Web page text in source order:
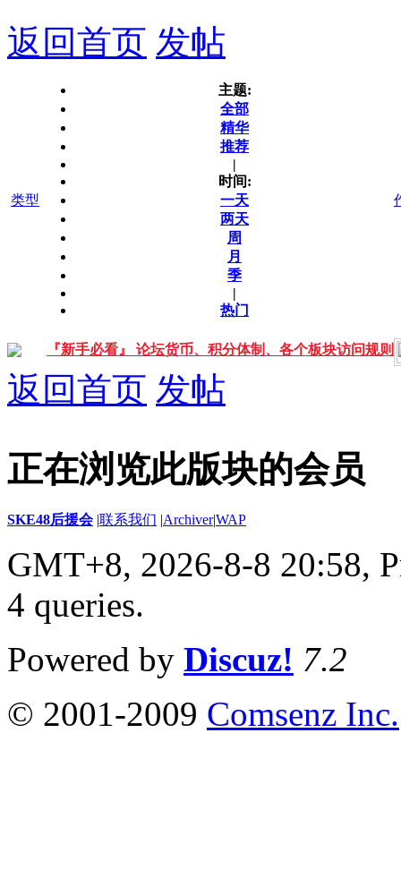
返回首页 发帖
类型
主题:
全部
精华
推荐
|
时间:
一天
两天
周
月
季
|
热门
『新手必看』 论坛货币、积分体制、各个板块访问规则
返回首页 发帖
正在浏览此版块的会员
SKE48后援会 |联系我们 |Archiver|WAP
GMT+8, 2026-8-8 20:58,
4 queries.
Powered by Discuz! 7.2
© 2001-2009 Comsenz Inc.